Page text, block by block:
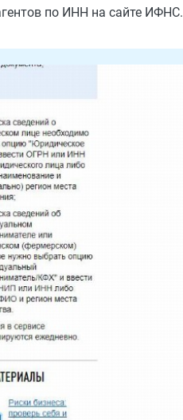
по ИНН на сайте ИФНС.